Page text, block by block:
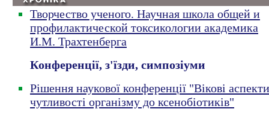
Творчество ученого. Научная школа общей и
профилактической токсикологии академика
И.М. Трахтенберга
Конференції, з'їзди, симпозіуми
Рішення наукової конференції "Вікові аспекти
чутливості організму до ксенобіотиків"